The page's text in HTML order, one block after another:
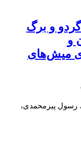
و برگ
و
میش‌های
رسول پیرمحمدی،